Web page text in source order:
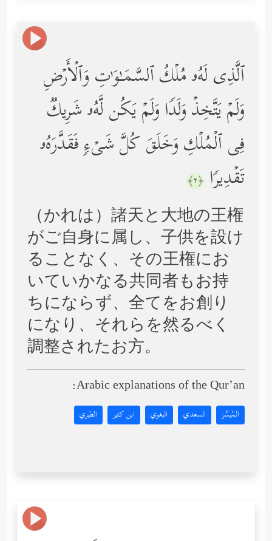
ٱلَّذِی لَهُۥ مُلۡكُ ٱلسَّمَـٰوَ ٰ⁠تِ وَٱلۡأَرۡضِ
وَلَمۡ یَتَّخِذۡ وَلَدࣰا وَلَمۡ یَكُن لَّهُۥ شَرِیكࣱ
فِی ٱلۡمُلۡكِ وَخَلَقَ كُلَّ شَیۡءࣲ فَقَدَّرَهُۥ
تَقۡدِیرࣰا ﴿٢﴾
（かれは）諸天と大地の王権
がご自身に属し、子供を設け
ることなく、その王権にお
いていかなる共同者もお持
ちにならず、全てをお創り
になり、それらを然るべく
調整されたお方。
Arabic explanations of the Qur’an:
المُيسَّر السعدي البغوي ابن كثير الطبري